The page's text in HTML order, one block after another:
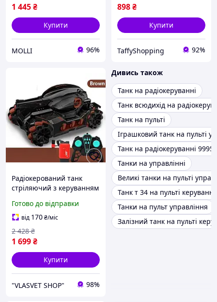
1 445₴
Купити
MOLLI 96%
898₴
Купити
TaffyShopping 92%
Радіокерований танк
стріляючий з керуванням
Дитячі танки на пульті
управління
Готово до відправки
від 170₴/міс
1 699₴
2 428 ₴
Купити
"VLASVET SHOP" 98%
Дивись також
Танк на радіокеруванні
Танк всюдихід на
Танк на пульті
Іграшковий танк на пульті
Танк на радіокеруванні 9995
Танки на управлінні
Великі танки на пульті
Танк т 34 на пульті керування
Танки на пульт управління
Залізний танк на пульті